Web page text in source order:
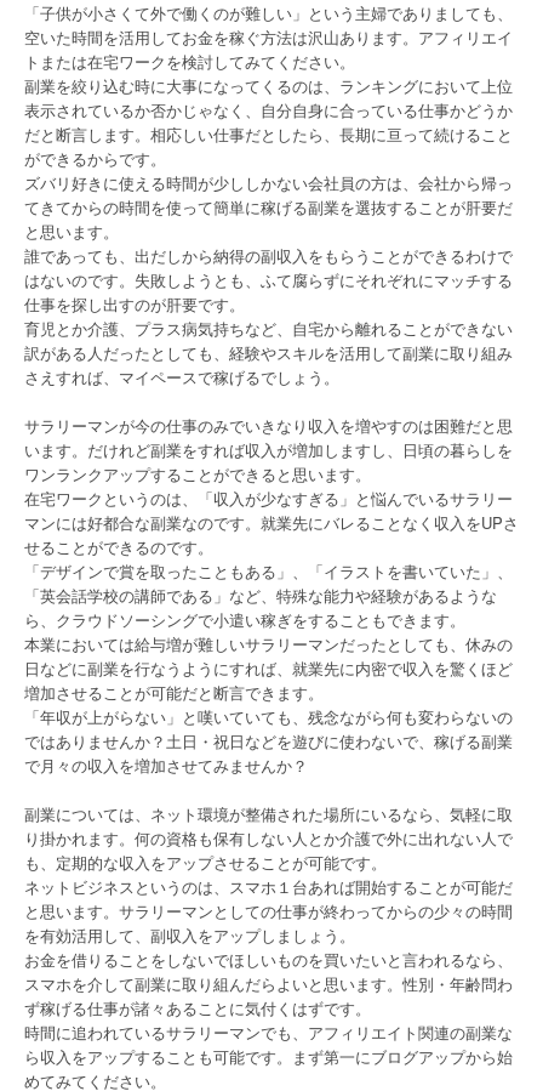
「子供が小さくて外で働くのが難しい」という主婦でありましても、
空いた時間を活用してお金を稼ぐ方法は沢山あります。アフィリエイ
トまたは在宅ワークを検討してみてください。
副業を絞り込む時に大事になってくるのは、ランキングにおいて上位
表示されているか否かじゃなく、自分自身に合っている仕事かどうか
だと断言します。相応しい仕事だとしたら、長期に亘って続けること
ができるからです。
ズバリ好きに使える時間が少ししかない会社員の方は、会社から帰っ
てきてからの時間を使って簡単に稼げる副業を選抜することが肝要だ
と思います。
誰であっても、出だしから納得の副収入をもらうことができるわけで
はないのです。失敗しようとも、ふて腐らずにそれぞれにマッチする
仕事を探し出すのが肝要です。
育児とか介護、プラス病気持ちなど、自宅から離れることができない
訳がある人だったとしても、経験やスキルを活用して副業に取り組み
さえすれば、マイペースで稼げるでしょう。
サラリーマンが今の仕事のみでいきなり収入を増やすのは困難だと思
います。だけれど副業をすれば収入が増加しますし、日頃の暮らしを
ワンランクアップすることができると思います。
在宅ワークというのは、「収入が少なすぎる」と悩んでいるサラリー
マンには好都合な副業なのです。就業先にバレることなく収入をUPさ
せることができるのです。
「デザインで賞を取ったこともある」、「イラストを書いていた」、
「英会話学校の講師である」など、特殊な能力や経験があるような
ら、クラウドソーシングで小遣い稼ぎをすることもできます。
本業においては給与増が難しいサラリーマンだったとしても、休みの
日などに副業を行なうようにすれば、就業先に内密で収入を驚くほど
増加させることが可能だと断言できます。
「年収が上がらない」と嘆いていても、残念ながら何も変わらないの
ではありませんか？土日・祝日などを遊びに使わないで、稼げる副業
で月々の収入を増加させてみませんか？
副業については、ネット環境が整備された場所にいるなら、気軽に取
り掛かれます。何の資格も保有しない人とか介護で外に出れない人で
も、定期的な収入をアップさせることが可能です。
ネットビジネスというのは、スマホ１台あれば開始することが可能だ
と思います。サラリーマンとしての仕事が終わってからの少々の時間
を有効活用して、副収入をアップしましょう。
お金を借りることをしないでほしいものを買いたいと言われるなら、
スマホを介して副業に取り組んだらよいと思います。性別・年齢問わ
ず稼げる仕事が諸々あることに気付くはずです。
時間に追われているサラリーマンでも、アフィリエイト関連の副業な
ら収入をアップすることも可能です。まず第一にブログアップから始
めてみてください。